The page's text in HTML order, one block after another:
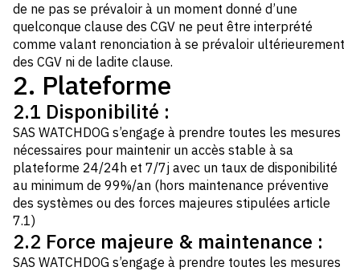
de ne pas se prévaloir à un moment donné d’une
quelconque clause des CGV ne peut être interprété
comme valant renonciation à se prévaloir ultérieurement
des CGV ni de ladite clause.
2. Plateforme
2.1 Disponibilité :
SAS WATCHDOG s’engage à prendre toutes les mesures
nécessaires pour maintenir un accès stable à sa
plateforme 24/24h et 7/7j avec un taux de disponibilité
au minimum de 99%/an (hors maintenance préventive
des systèmes ou des forces majeures stipulées article
7.1)
2.2 Force majeure & maintenance :
SAS WATCHDOG s’engage à prendre toutes les mesures